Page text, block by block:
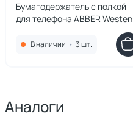
Бумагодержатель с полкой
для телефона ABBER Westen
AA1730NG оружейная сталь
В наличии • 3 шт.
Аналоги